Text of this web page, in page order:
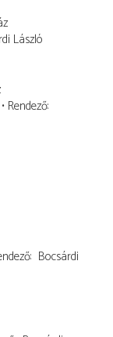
László
Rendező
Bocsárdi